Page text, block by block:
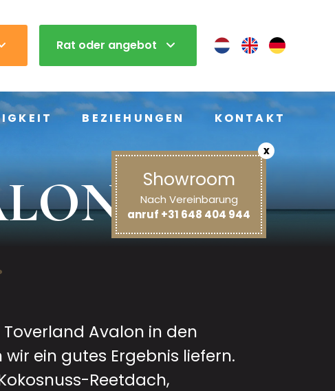
x
Showroom
Nach Vereinbarung
anruf +31 648 404 944
Rat oder angebot
BEZIEHUNGEN KONTAKT
Avalon in den
ein gutes Ergebnis liefern.
Reetdach,